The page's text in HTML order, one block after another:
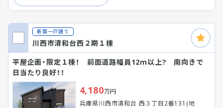
新築一戸建て
川西市清和台西２期１棟
平屋企画・限定１棟！ 前面道路幅員12ｍ以上? 南向きで
日当たり良好！！
4,180万円
兵庫県川西市清和台 西３丁目2番131(地